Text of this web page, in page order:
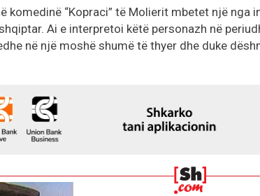
komedinë “Kopraci” të Molierit mbetet një nga
Ai e interpretoi këtë personazh në
në një moshë shumë të thyer dhe duke